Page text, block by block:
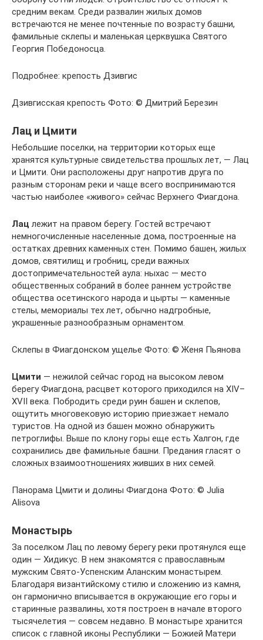
средним векам. Среди развалин жилых домов
встречаются не менее почтенные по возрасту башни,
фамильные склепы и маленькая церквушка Святого
Георгия Победоносца.
Подробнее: крепость Дзивгис
Дзивгисская крепость Фото: © Дмитрий Березин
Лац и Цмити
Небольшие поселки, на территории которых еще
хранятся культурные свидетельства прошлых лет, — Лац
и Цмити. Они расположены друг напротив друга по
разным сторонам реки и чаще всего воспринимаются
частью наиболее «живого» сейчас Верхнего Фиагдона.
Лац лежит на правом берегу. Гостей встречают
немногочисленные населенные дома, построенные на
остатках древних каменных стен. Помимо башен, жилых
домов, святилищ и гробниц, среди важных
достопримечательностей аула: ныхас — место
общественных собраний в более раннем устройстве
общества осетинского народа и цырты — каменные
стелы, мемориалы тех лет, обычно надгробные,
украшенные разнообразным орнаментом.
Склепы в Фиагдонском ущелье Фото: © Женя Пьянова
Цмити — нежилой сейчас город на высоком левом
берегу Фиагдона, расцвет которого приходился на XIV–
XVII века. Побродить среди руин башен и склепов,
ощутить многовековую историю приезжает немало
туристов. На одной из башен можно обнаружить
петроглифы. Выше по клону горы еще есть Халгон, где
сохранились две фамильные башни. Предания гласят о
сложных взаимоотношениях живших в них семей.
Панорама Цмити и долины Фиагдона Фото: © Julia
Alisova
Монастырь
За поселком Лац по левому берегу реки протянулся еще
один — Хидикус. В нем знакомятся с православным
мужским Свято-Успенским Аланским монастырем.
Благодаря византийскому стилю и сложению из камня,
он гармонично вписывается в окружающие его горы и
старинные развалины, хотя построен в начале второго
тысячелетия — совсем недавно. В монастыре хранится
список с главной иконы Республики — Божией Матери